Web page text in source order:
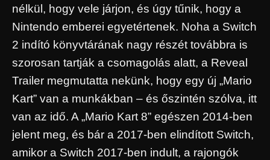
nélkül, hogy vele járjon, és úgy tűnik, hogy a
Nintendo emberei egyetértenek. Noha a Switch
2 indító könyvtárának nagy részét továbbra is
szorosan tartják a csomagolás alatt, a Reveal
Trailer megmutatta nekünk, hogy egy új „Mario
Kart” van a munkákban – és őszintén szólva, itt
van az idő. A „Mario Kart 8” egészen 2014-ben
jelent meg, és bár a 2017-ben elindított Switch,
amikor a Switch 2017-ben indult, a rajongók